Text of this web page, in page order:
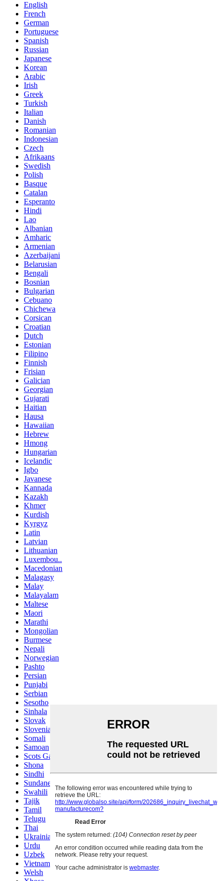
English
French
German
Portuguese
Spanish
Russian
Japanese
Korean
Arabic
Irish
Greek
Turkish
Italian
Danish
Romanian
Indonesian
Czech
Afrikaans
Swedish
Polish
Basque
Catalan
Esperanto
Hindi
Lao
Albanian
Amharic
Armenian
Azerbaijani
Belarusian
Bengali
Bosnian
Bulgarian
Cebuano
Chichewa
Corsican
Croatian
Dutch
Estonian
Filipino
Finnish
Frisian
Galician
Georgian
Gujarati
Haitian
Hausa
Hawaiian
Hebrew
Hmong
Hungarian
Icelandic
Igbo
Javanese
Kannada
Kazakh
Khmer
Kurdish
Kyrgyz
Latin
Latvian
Lithuanian
Luxembou..
Macedonian
Malagasy
Malay
Malayalam
Maltese
Maori
Marathi
Mongolian
Burmese
Nepali
Norwegian
Pashto
Persian
Punjabi
Serbian
Sesotho
Sinhala
Slovak
Slovenian
Somali
Samoan
Scots Gaelic
Shona
Sindhi
Sundanese
Swahili
Tajik
Tamil
Telugu
Thai
Ukrainian
Urdu
Uzbek
Vietnamese
Welsh